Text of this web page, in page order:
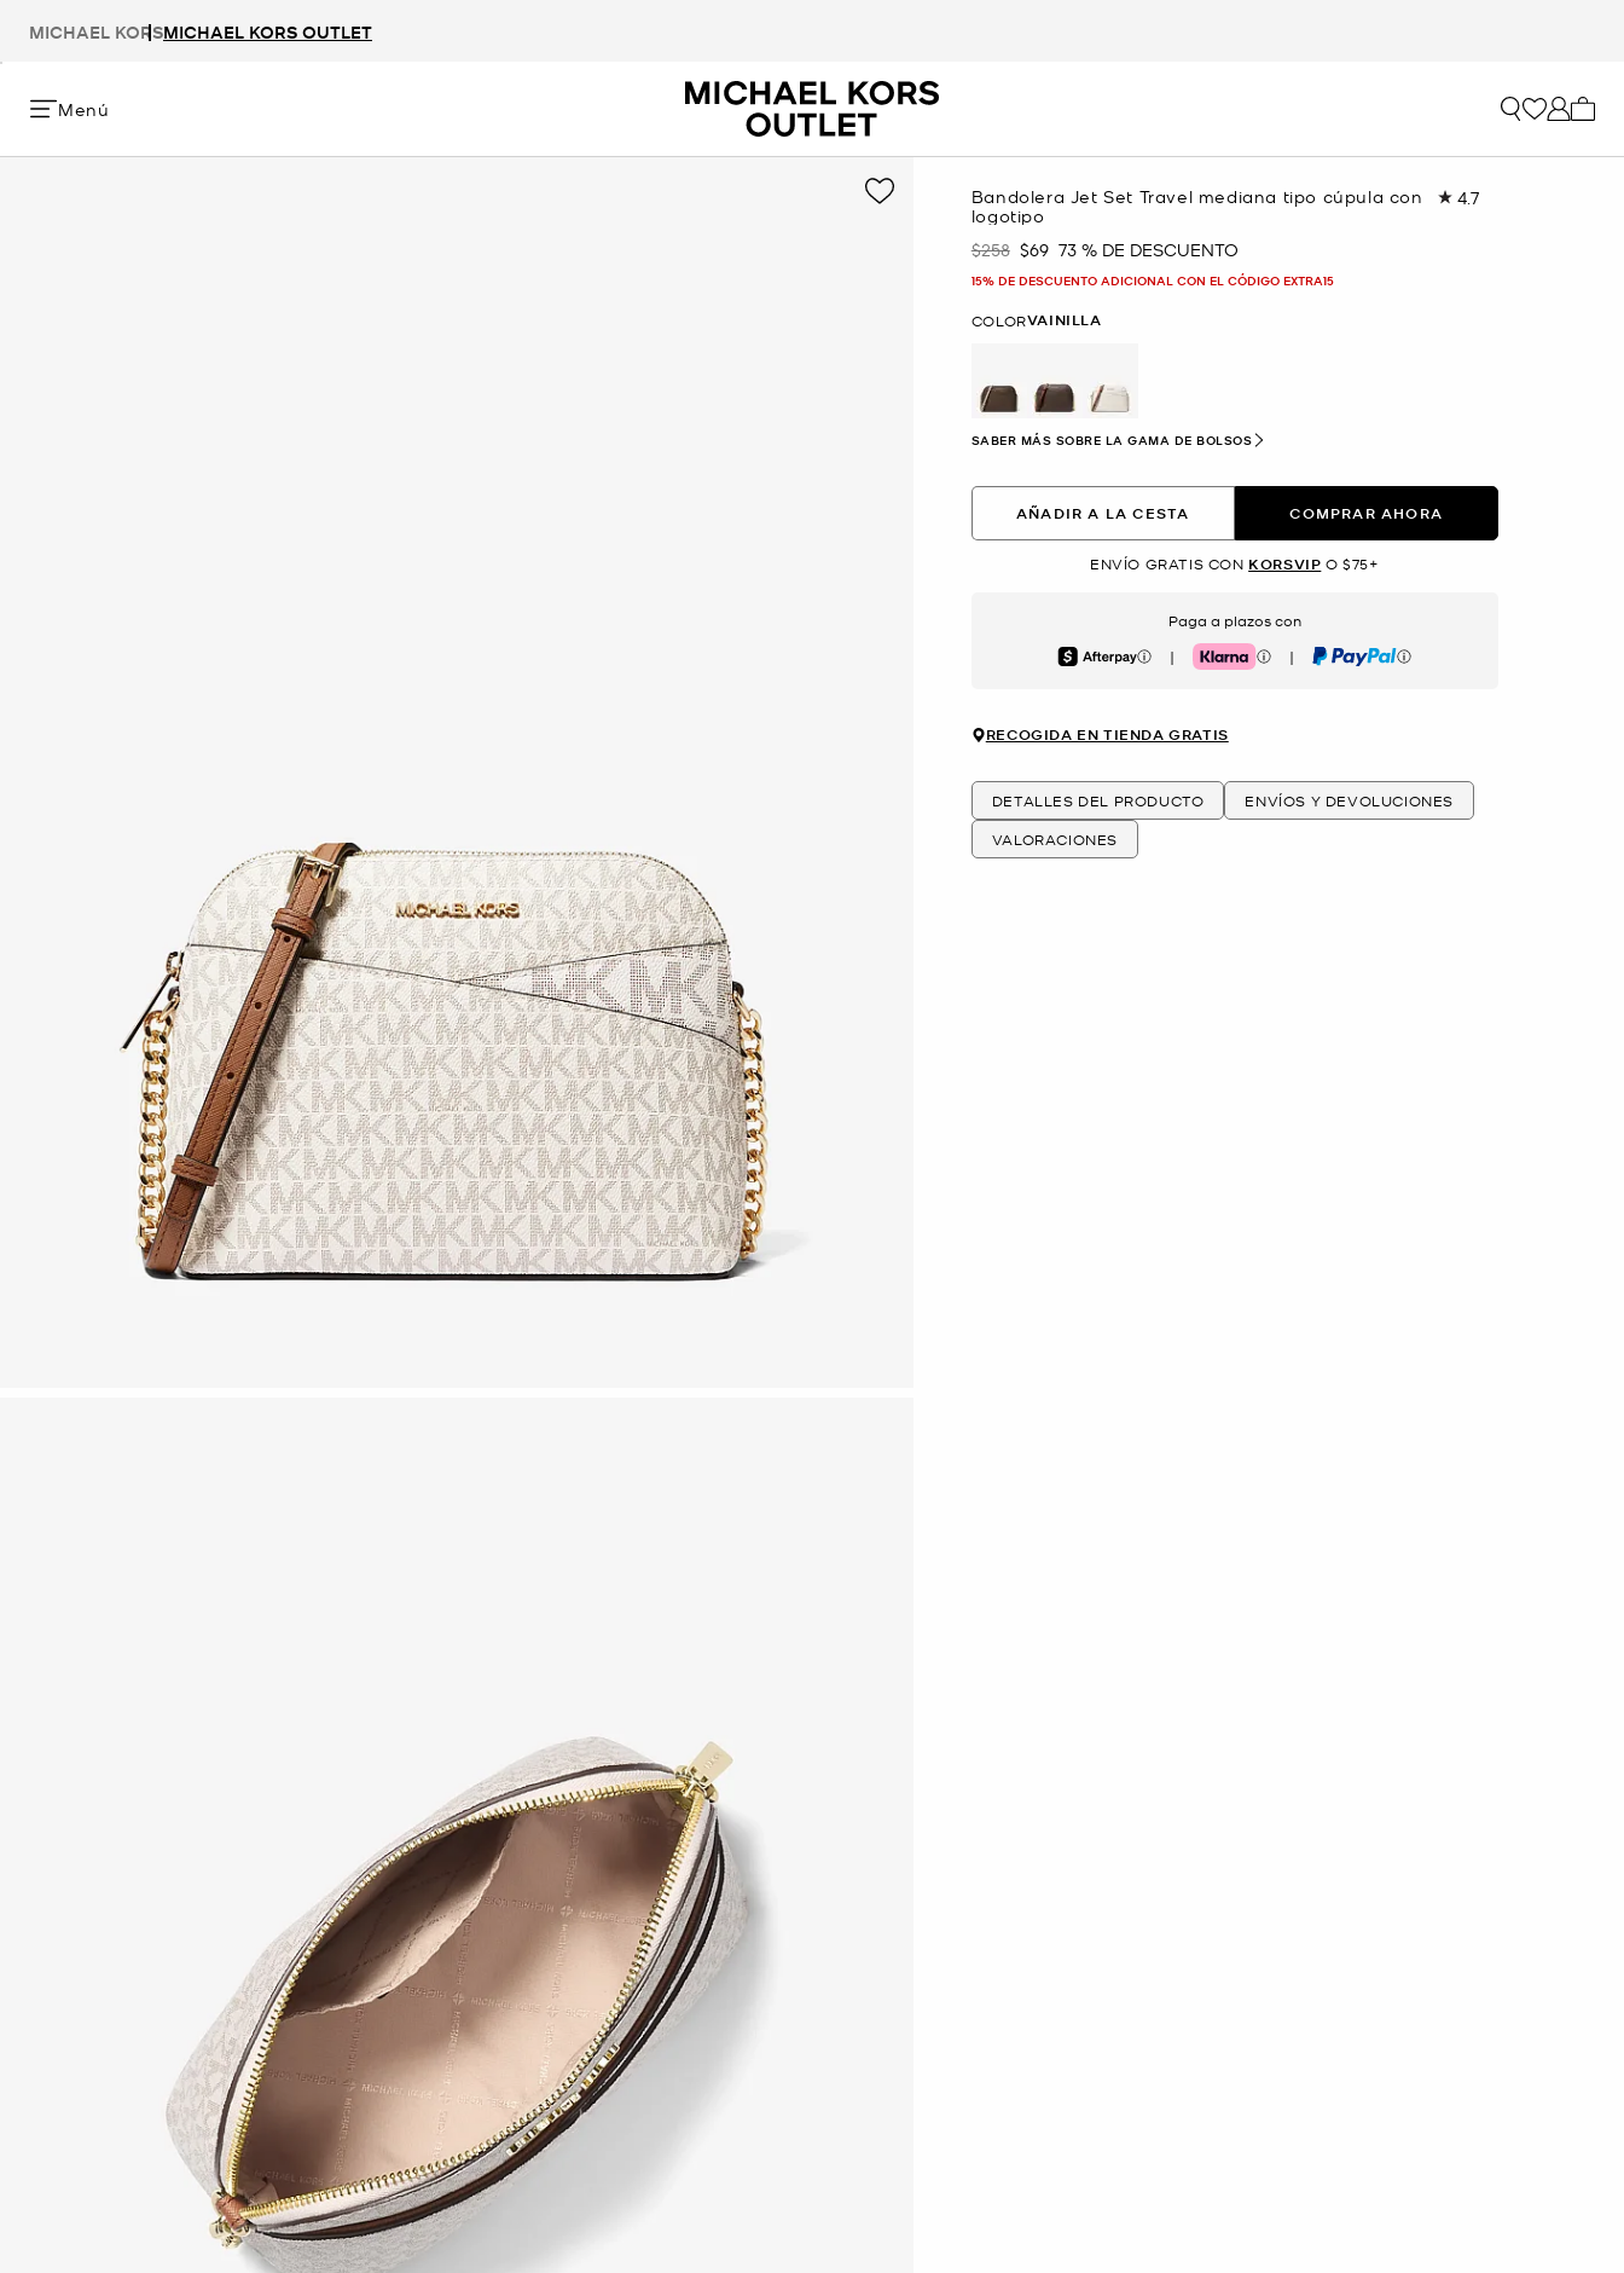
MICHAEL KORSMICHAEL KORS OUTLET
Menú
Bandolera Jet Set Travel mediana tipo cúpula con
logotipo
4.7
Era
$258 Ahora
$69 73 % DE DESCUENTO
15% DE DESCUENTO ADICIONAL CON EL CÓDIGO EXTRA15
COLORVAINILLA
selected
SABER MÁS SOBRE LA GAMA DE BOLSOS
AÑADIR A LA CESTA COMPRAR AHORA
ENVÍO GRATIS CON KORSVIP O $75+
Paga a plazos con
Afterpay | Klarna | PayPal
RECOGIDA EN TIENDA GRATIS
DETALLES DEL PRODUCTO
ENVÍOS Y DEVOLUCIONES
VALORACIONES